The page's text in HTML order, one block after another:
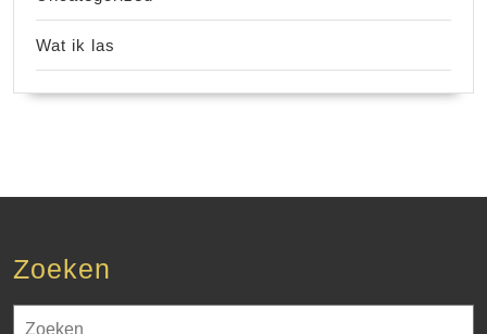
Wat ik las
Zoeken